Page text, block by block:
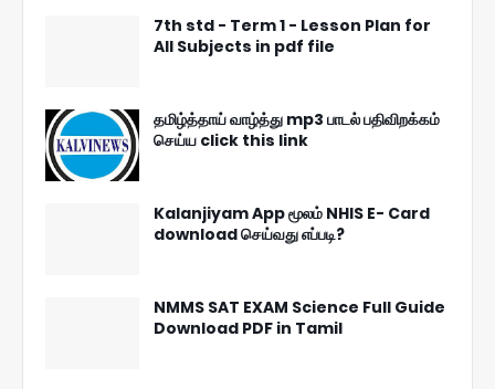
7th std - Term 1 - Lesson Plan for
All Subjects in pdf file
தமிழ்த்தாய் வாழ்த்து mp3 பாடல் பதிவிறக்கம்
செய்ய click this link
Kalanjiyam App மூலம் NHIS E- Card
download செய்வது எப்படி?
NMMS SAT EXAM Science Full Guide
Download PDF in Tamil